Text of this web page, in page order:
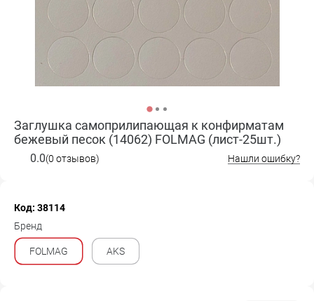
Заглушка самоприлипающая к конфирматам
бежевый песок (14062) FOLMAG (лист-25шт.)
0.0(0 отзывов) Нашли ошибку?
Код: 38114
Бренд
FOLMAG AKS